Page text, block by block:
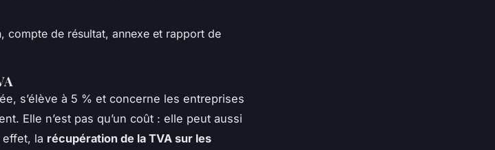
compte de résultat, annexe et rapport de
s’élève à 5 % et concerne les entreprises
Elle n’est pas qu’un coût : elle peut aussi
la récupération de la TVA sur les